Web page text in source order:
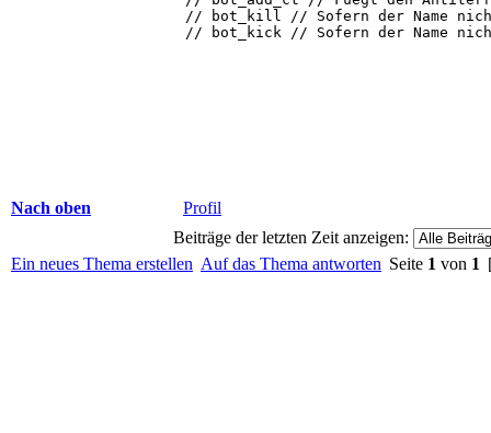
Nach oben
Profil
Beiträge der letzten Zeit anzeigen:
Ein neues Thema erstellen Auf das Thema antworten Seite 1 von 1